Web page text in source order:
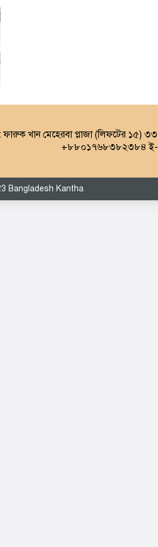
খান মেহেরবা প্লাজা (লিফটের ১৫)
+৮৮০১৭৬৮৩৮২৩৮৪ ই-
Bangladesh Kantha